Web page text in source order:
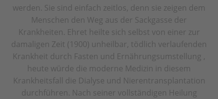
werden. Sie sind einfach zeitlos, denn sie zeigen dem
Menschen den Weg aus der Sackgasse der
Krankheiten. Ehret heilte sich selbst von einer zur
damaligen Zeit (1900) unheilbar, tödlich verlaufenden
Krankheit durch Fasten und Ernährungsumstellung ,
heute würde die moderne Medizin in diesem
Krankheitsfall die Dialyse und Nierentransplantation
durchführen. Nach seiner vollständigen Heilung